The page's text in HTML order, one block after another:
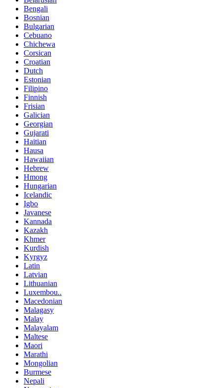
Bengali
Bosnian
Bulgarian
Cebuano
Chichewa
Corsican
Croatian
Dutch
Estonian
Filipino
Finnish
Frisian
Galician
Georgian
Gujarati
Haitian
Hausa
Hawaiian
Hebrew
Hmong
Hungarian
Icelandic
Igbo
Javanese
Kannada
Kazakh
Khmer
Kurdish
Kyrgyz
Latin
Latvian
Lithuanian
Luxembou..
Macedonian
Malagasy
Malay
Malayalam
Maltese
Maori
Marathi
Mongolian
Burmese
Nepali